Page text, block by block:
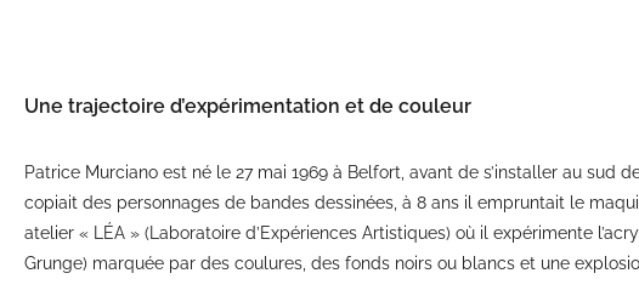
Une trajectoire d’expérimentation et de couleur
Patrice Murciano est né le 27 mai 1969 à Belfort, avant de s’installer au
copiait des personnages de bandes dessinées, à 8 ans il empruntait le
atelier « LÉA » (Laboratoire d’Expériences Artistiques) où il expérimente
Grunge) marquée par des coulures, des fonds noirs ou blancs et une